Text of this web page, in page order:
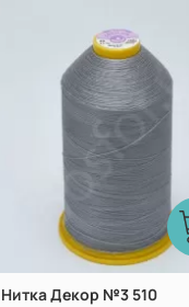
100% CF nylon
Нитка Декор №3 510